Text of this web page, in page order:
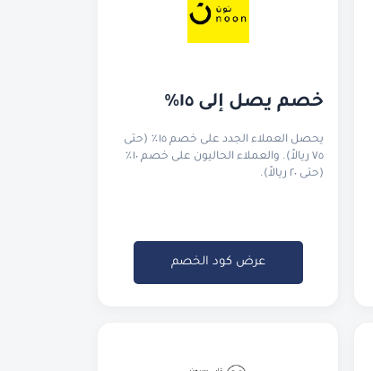
خصم يصل إلى ١٥٪
يحصل العملاء الجدد على خصم ١٥٪ (حتى
٧٥ ريالاً). والعملاء الحاليون على خصم ١٠٪
(حتى ٢٠ ريالاً).
عرض كود الخصم